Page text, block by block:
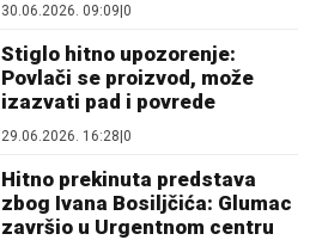
30.06.2026. 09:09|0
Stiglo hitno upozorenje:
Povlači se proizvod, može
izazvati pad i povrede
29.06.2026. 16:28|0
Hitno prekinuta predstava
zbog Ivana Bosiljčića: Glumac
završio u Urgentnom centru